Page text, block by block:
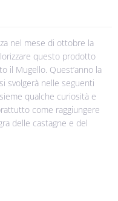
nel mese di ottobre la
questo prodotto
il Mugello. Quest’anno la
svolgerà nelle seguenti
qualche curiosità e
come raggiungere
delle castagne e del